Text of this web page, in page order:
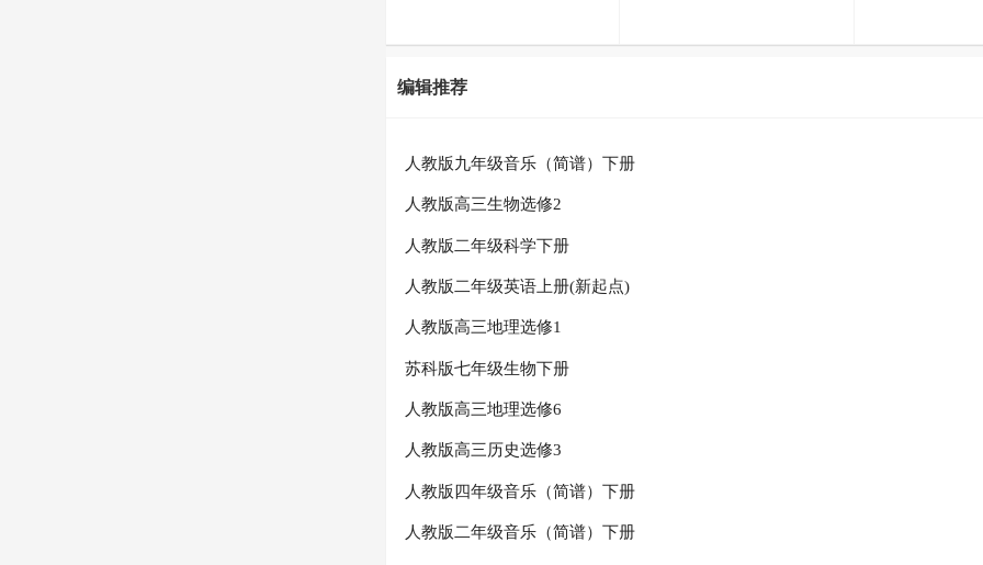
编辑推荐
人教版九年级音乐（简谱）下册
人教版高三生物选修2
人教版二年级科学下册
人教版二年级英语上册(新起点)
人教版高三地理选修1
苏科版七年级生物下册
人教版高三地理选修6
人教版高三历史选修3
人教版四年级音乐（简谱）下册
人教版二年级音乐（简谱）下册